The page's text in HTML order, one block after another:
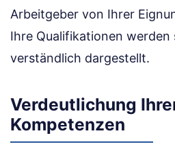
Arbeitgeber von Ihrer
Ihre Qualifikationen werden
verständlich dargestellt.
Verdeutlichung
Kompetenzen